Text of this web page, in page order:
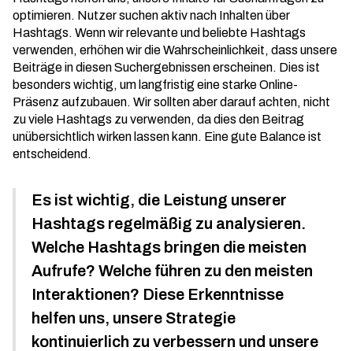
optimieren. Nutzer suchen aktiv nach Inhalten über
Hashtags. Wenn wir relevante und beliebte Hashtags
verwenden, erhöhen wir die Wahrscheinlichkeit, dass unsere
Beiträge in diesen Suchergebnissen erscheinen. Dies ist
besonders wichtig, um langfristig einestarke Online-
Präsenz aufzubauen. Wir sollten aber darauf achten, nicht
zu viele Hashtags zu verwenden, da dies den Beitrag
unübersichtlich wirken lassen kann. Eine gute Balance ist
entscheidend.
Es ist wichtig, die Leistung unserer
Hashtags regelmäßig zu analysieren.
Welche Hashtags bringen die meisten
Aufrufe? Welche führen zu den meisten
Interaktionen? Diese Erkenntnisse
helfen uns, unsere Strategie
kontinuierlich zu verbessern und unsere